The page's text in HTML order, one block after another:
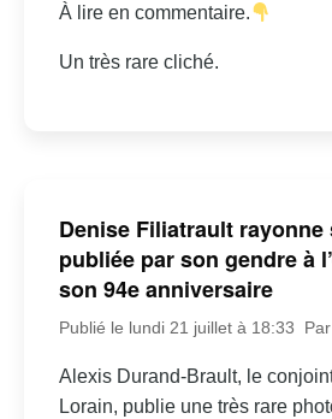
À lire en commentaire.
Un très rare cliché.
Denise Filiatrault
publiée par son gendre à
son 94e anniversaire
Publié le lundi 21 juillet à 18:33
Alexis Durand-Brault, le
Lorain, publie une très rare